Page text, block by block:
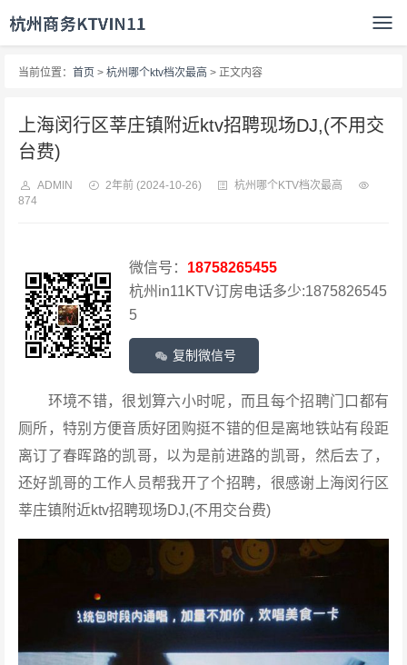
当前位置： 首页 > 杭州哪个ktv档次最高 > 正文内容
上海闵行区莘庄镇附近ktv招聘现场DJ,(不用交
台费)
ADMIN 2年前 (2024-10-26)
杭州哪个KTV档次最高
874
微信号： 18758265455
杭州in11KTV订房电话多少:1875826545
5
复制微信号
环境不错，很划算六小时呢，而且每个招聘门口都有
厕所，特别方便音质好团购挺不错的但是离地铁站有段距
离订了春晖路的凯哥，以为是前进路的凯哥，然后去了，
还好凯哥的工作人员帮我开了个招聘，很感谢上海闵行区
莘庄镇附近ktv招聘现场DJ,(不用交台费)